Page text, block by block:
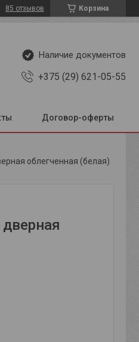
Корзина
85 отзывов
Наличие документов
+375 (29) 621-05-55
Договор-оферты
облегченная (белая)